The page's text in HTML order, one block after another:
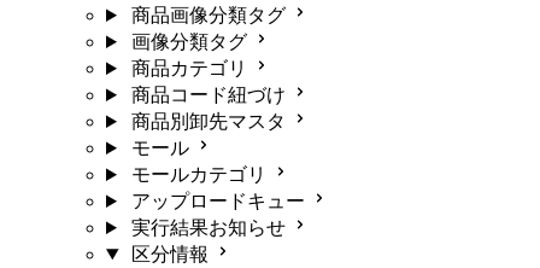
商品画像分類タグ
画像分類タグ
商品カテゴリ
商品コード紐づけ
商品別卸先マスタ
モール
モールカテゴリ
アップロードキュー
実行結果お知らせ
区分情報